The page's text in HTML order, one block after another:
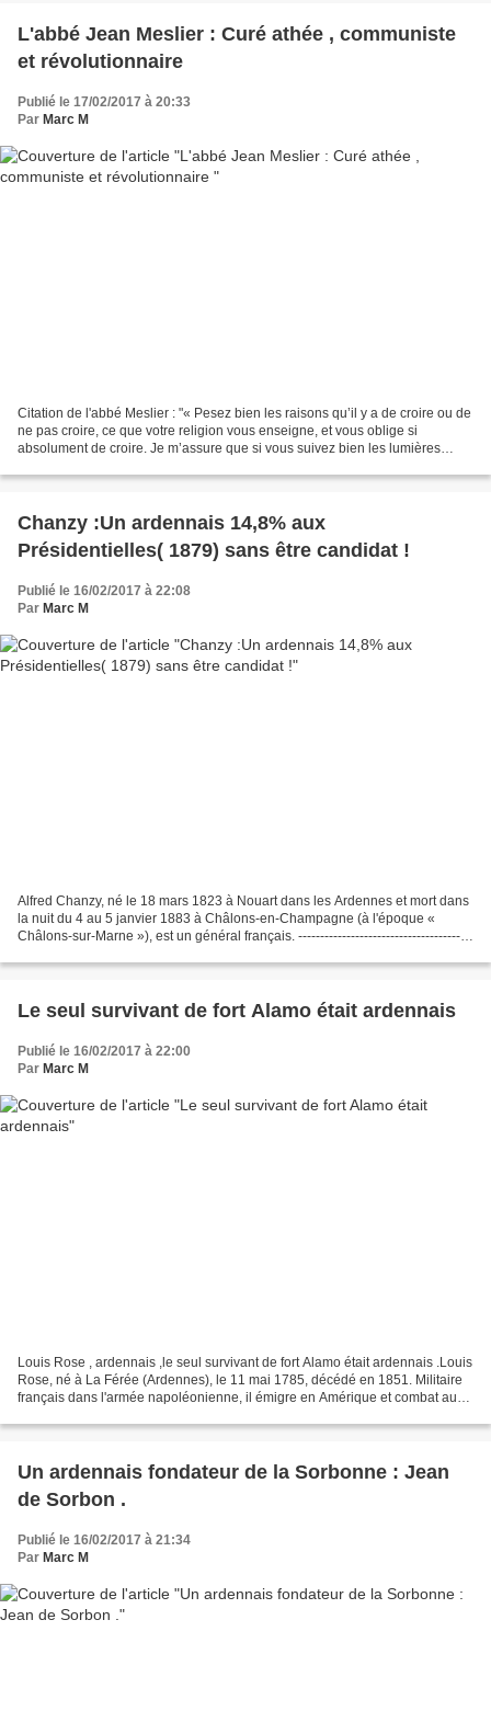
L'abbé Jean Meslier : Curé athée , communiste
et révolutionnaire
Publié le 17/02/2017 à 20:33
Par Marc M
Citation de l'abbé Meslier : "« Pesez bien les raisons qu’il y a de croire ou de
ne pas croire, ce que votre religion vous enseigne, et vous oblige si
absolument de croire. Je m’assure que si vous suivez bien les lumières
Chanzy :Un ardennais 14,8% aux
Présidentielles( 1879) sans être candidat !
Publié le 16/02/2017 à 22:08
Par Marc M
Alfred Chanzy, né le 18 mars 1823 à Nouart dans les Ardennes et mort dans
la nuit du 4 au 5 janvier 1883 à Châlons-en-Champagne (à l'époque «
Châlons-sur-Marne »), est un général français. ----------------------------------------
Le seul survivant de fort Alamo était ardennais
Publié le 16/02/2017 à 22:00
Par Marc M
Louis Rose , ardennais ,le seul survivant de fort Alamo était ardennais .Louis
Rose, né à La Férée (Ardennes), le 11 mai 1785, décédé en 1851. Militaire
français dans l'armée napoléonienne, il émigre en Amérique et combat au
Un ardennais fondateur de la Sorbonne : Jean
de Sorbon .
Publié le 16/02/2017 à 21:34
Par Marc M